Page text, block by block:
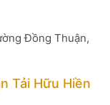
Đồng Thuận,
Tải Hữu Hiền